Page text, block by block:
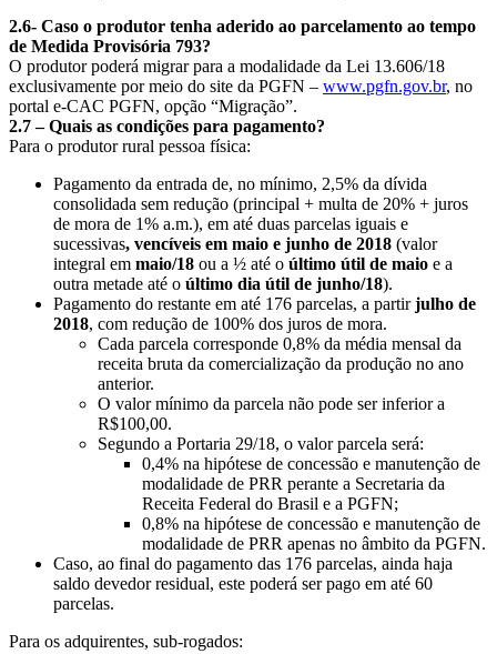
2.6- Caso o produtor tenha aderido ao parcelamento ao tempo
de Medida Provisória 793?
O produtor poderá migrar para a modalidade da Lei 13.606/18
exclusivamente por meio do site da PGFN – www.pgfn.gov.br, no
portal e-CAC PGFN, opção “Migração”.
2.7 – Quais as condições para pagamento?
Para o produtor rural pessoa física:
Pagamento da entrada de, no mínimo, 2,5% da dívida
consolidada sem redução (principal + multa de 20% + juros
de mora de 1% a.m.), em até duas parcelas iguais e
sucessivas, vencíveis em maio e junho de 2018 (valor
integral em maio/18 ou a ½ até o último útil de maio e a
outra metade até o último dia útil de junho/18).
Pagamento do restante em até 176 parcelas, a partirjulho de
2018, com redução de 100% dos juros de mora.
Cada parcela corresponde 0,8% da média mensal da
receita bruta da comercialização da produção no ano
anterior.
O valor mínimo da parcela não pode ser inferior a
R$100,00.
Segundo a Portaria 29/18, o valor parcela será:
0,4% na hipótese de concessão e manutenção de
modalidade de PRR perante a Secretaria da
Receita Federal do Brasil e a PGFN;
0,8% na hipótese de concessão e manutenção de
modalidade de PRR apenas no âmbito da PGFN.
Caso, ao final do pagamento das 176 parcelas, ainda haja
saldo devedor residual, este poderá ser pago em até 60
parcelas.
Para os adquirentes, sub-rogados: